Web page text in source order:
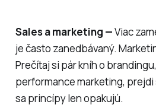
Sales a marketing —Viac
je často zanedbávaný.
Prečítaj si pár kníh o
performance marketing, prejdi
sa princípy len opakujú.